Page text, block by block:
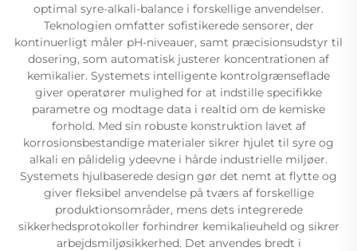
optimal syre-alkali-balance i forskellige anvendelser.
Teknologien omfatter sofistikerede sensorer, der
kontinuerligt måler pH-niveauer, samt præcisionsudstyr til
dosering, som automatisk justerer koncentrationen af
kemikalier. Systemets intelligente kontrolgrænseflade
giver operatører mulighed for at indstille specifikke
parametre og modtage data i realtid om de kemiske
forhold. Med sin robuste konstruktion lavet af
korrosionsbestandige materialer sikrer hjulet til syre og
alkali en pålidelig ydeevne i hårde industrielle miljøer.
Systemets hjulbaserede design gør det nemt at flytte og
giver fleksibel anvendelse på tværs af forskellige
produktionsområder, mens dets integrerede
sikkerhedsprotokoller forhindrer kemikalieuheld og sikrer
arbejdsmiljøsikkerhed. Det anvendes bredt i